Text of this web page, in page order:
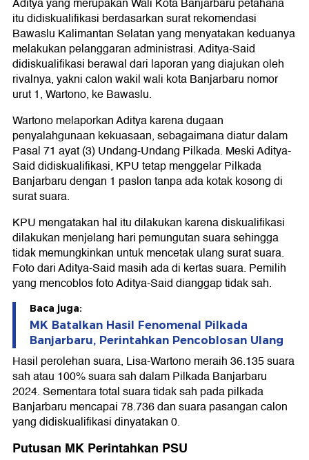
Aditya yang merupakan Wali Kota Banjarbaru petahana
itu didiskualifikasi berdasarkan surat rekomendasi
Bawaslu Kalimantan Selatan yang menyatakan keduanya
melakukan pelanggaran administrasi. Aditya-Said
didiskualifikasi berawal dari laporan yang diajukan oleh
rivalnya, yakni calon wakil wali kota Banjarbaru nomor
urut 1, Wartono, ke Bawaslu.
Wartono melaporkan Aditya karena dugaan
penyalahgunaan kekuasaan, sebagaimana diatur dalam
Pasal 71 ayat (3) Undang-Undang Pilkada. Meski Aditya-
Said didiskualifikasi, KPU tetap menggelar Pilkada
Banjarbaru dengan 1 paslon tanpa ada kotak kosong di
surat suara.
KPU mengatakan hal itu dilakukan karena diskualifikasi
dilakukan menjelang hari pemungutan suara sehingga
tidak memungkinkan untuk mencetak ulang surat suara.
Foto dari Aditya-Said masih ada di kertas suara. Pemilih
yang mencoblos foto Aditya-Said dianggap tidak sah.
Baca juga:
MK Batalkan Hasil Fenomenal Pilkada
Banjarbaru, Perintahkan Pencoblosan Ulang
Hasil perolehan suara, Lisa-Wartono meraih 36.135 suara
sah atau 100% suara sah dalam Pilkada Banjarbaru
2024. Sementara total suara tidak sah pada pilkada
Banjarbaru mencapai 78.736 dan suara pasangan calon
yang didiskualifikasi dinyatakan 0.
Putusan MK Perintahkan PSU